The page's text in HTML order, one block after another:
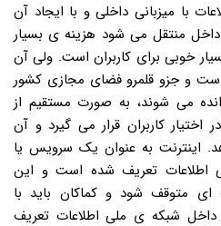
با میزبانی داخلی و با ایجاد آن
منتقل می شود هزینه ی بسیار
خوبی برای کاربران است. ولی آن
است و جزو قلمرو فضای مجازی کشور
می شوند، به صورت مستقیم از
کاربران قرار می گیرد و آن
اینترنت به عنوان یک سرویس یا
تعریف شده است و این
متوقف شود و کماکان باید با
داخل شبکه ی ملی اطلاعات تعریف